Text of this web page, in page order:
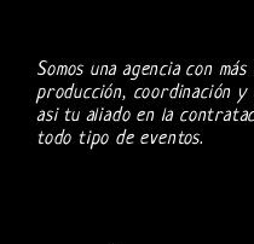
Somos una agencia con
producción, coordinación y
asi tu aliado en la
todo tipo de eventos.